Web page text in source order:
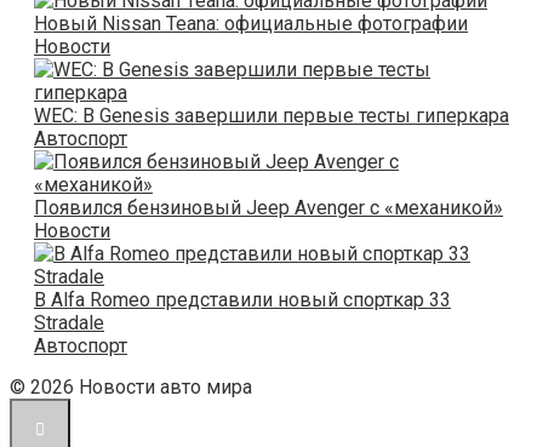
Новый Nissan Teana: официальные фотографии
Новости
WEC: В Genesis завершили первые тесты гиперкара
Автоспорт
Появился бензиновый Jeep Avenger с «механикой»
Новости
В Alfa Romeo представили новый спорткар 33
Stradale
Автоспорт
© 2026 Новости авто мира